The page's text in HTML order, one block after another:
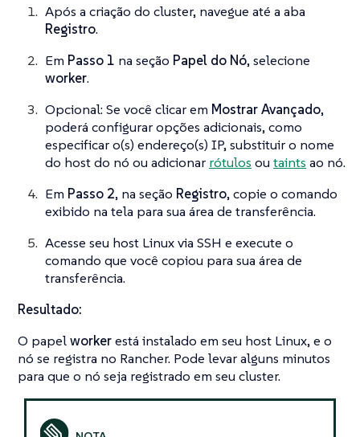
Após a criação do cluster, navegue até a aba
Registro.
Em Passo 1 na seção Papel do Nó, selecione
worker.
Opcional: Se você clicar em Mostrar Avançado,
poderá configurar opções adicionais, como
especificar o(s) endereço(s) IP, substituir o nome
do host do nó ou adicionar rótulos ou taints ao nó.
Em Passo 2, na seção Registro, copie o comando
exibido na tela para sua área de transferência.
Acesse seu host Linux via SSH e execute o
comando que você copiou para sua área de
transferência.
Resultado:
O papelworkerestá instalado em seu host Linux, e o
nó se registra no Rancher. Pode levar alguns minutos
para que o nó seja registrado em seu cluster.